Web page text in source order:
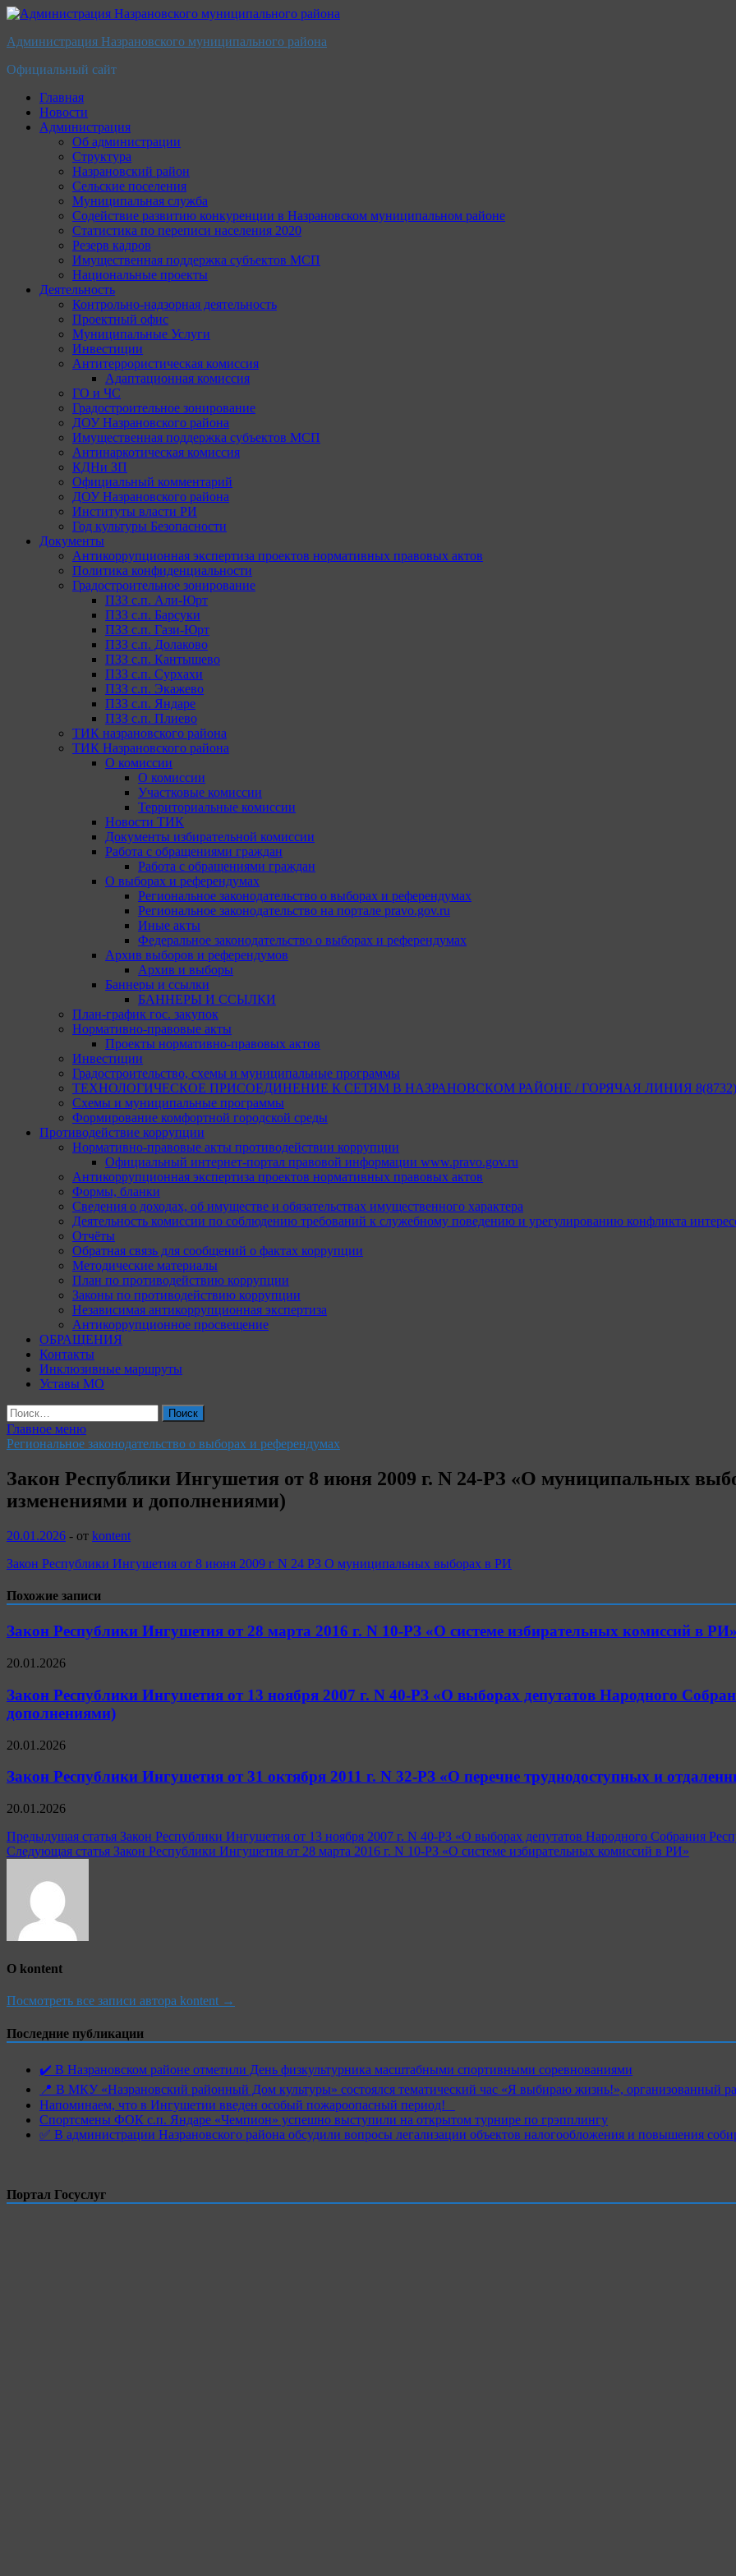
Перейти
содержимому
Администрация Назрановского муниципального района
Официальный сайт
Главная
Новости
Администрация
Об администрации
Структура
Назрановский район
Сельские поселения
Муниципальная служба
Содействие развитию конкуренции в Назрановском муниципальном районе
Статистика по переписи населения 2020
Резерв кадров
Имущественная поддержка субъектов МСП
Национальные проекты
Деятельность
Контрольно-надзорная деятельность
Проектный офис
Муниципальные Услуги
Инвестиции
Антитеррористическая комиссия
Адаптационная комиссия
ГО и ЧС
Градостроительное зонирование
ДОУ Назрановского района
Имущественная поддержка субъектов МСП
Антинаркотическая комиссия
КДНи ЗП
Официальный комментарий
ДОУ Назрановского района
Институты власти РИ
Год культуры Безопасности
Документы
Антикоррупционная экспертиза проектов нормативных правовых актов
Политика конфиденциальности
Градостроительное зонирование
ПЗЗ с.п. Али-Юрт
ПЗЗ с.п. Барсуки
ПЗЗ с.п. Гази-Юрт
ПЗЗ с.п. Долаково
ПЗЗ с.п. Кантышево
ПЗЗ с.п. Сурхахи
ПЗЗ с.п. Экажево
ПЗЗ с.п. Яндаре
ПЗЗ с.п. Плиево
ТИК назрановского района
ТИК Назрановского района
О комиссии
О комиссии
Участковые комиссии
Территориальные комиссии
Новости ТИК
Документы избирательной комиссии
Работа с обращениями граждан
Работа с обращениями граждан
О выборах и референдумах
Региональное законодательство о выборах и референдумах
Региональное законодательство на портале pravo.gov.ru
Иные акты
Федеральное законодательство о выборах и референдумах
Архив выборов и референдумов
Архив и выборы
Баннеры и ссылки
БАННЕРЫ И ССЫЛКИ
План-график гос. закупок
Нормативно-правовые акты
Проекты нормативно-правовых актов
Инвестиции
Градостроительство, схемы и муниципальные программы
ТЕХНОЛОГИЧЕСКОЕ ПРИСОЕДИНЕНИЕ К СЕТЯМ В НАЗРАНОВСКОМ РАЙОНЕ / ГОРЯЧАЯ ЛИНИЯ 8(8732)
Схемы и муниципальные программы
Формирование комфортной городской среды
Противодействие коррупции
Нормативно-правовые акты противодействии коррупции
Официальный интернет-портал правовой информации www.pravo.gov.ru
Антикоррупционная экспертиза проектов нормативных правовых актов
Формы, бланки
Сведения о доходах, об имуществе и обязательствах имущественного характера
Деятельность комиссии по соблюдению требований к служебному поведению и урегулированию конфликта
Отчёты
Обратная связь для сообщений о фактах коррупции
Методические материалы
План по противодействию коррупции
Законы по противодействию коррупции
Независимая антикоррупционная экспертиза
Антикоррупционное просвещение
ОБРАЩЕНИЯ
Контакты
Инклюзивные маршруты
Уставы МО
Найти:
Главное меню
Региональное законодательство о выборах и референдумах
Закон Республики Ингушетия от 8 июня 2009 г. N 24-РЗ «О муниципальных
изменениями и дополнениями)
20.01.2026 - от kontent
Закон Республики Ингушетия от 8 июня 2009 г N 24 РЗ О муниципальных выборах в РИ
Похожие записи
Закон Республики Ингушетия от 28 марта 2016 г. N 10-РЗ «О системе избирательных комиссий в
20.01.2026
Закон Республики Ингушетия от 13 ноября 2007 г. N 40-РЗ «О выборах депутатов Народного
дополнениями)
20.01.2026
Закон Республики Ингушетия от 31 октября 2011 г. N 32-РЗ «О перечне труднодоступных и
20.01.2026
Навигация
по
записям
Предыдущая статья Закон Республики Ингушетия от 13 ноября 2007 г. N 40-РЗ «О выборах депутатов Народного Собрания
Следующая статья Закон Республики Ингушетия от 28 марта 2016 г. N 10-РЗ «О системе избирательных комиссий в РИ»
О kontent
Посмотреть все записи автора kontent →
Последние публикации
✔️ В Назрановском районе отметили День физкультурника масштабными спортивными соревнованиями
📍 В МКУ «Назрановский районный Дом культуры» состоялся тематический час «Я выбираю жизнь!», организованный
Напоминаем, что в Ингушетии введен особый пожароопасный период!⁣⁣⠀
Спортсмены ФОК с.п. Яндаре «Чемпион» успешно выступили на открытом турнире по грэпплингу
✅ В администрации Назрановского района обсудили вопросы легализации объектов налогообложения и повышения
Портал Госуслуг